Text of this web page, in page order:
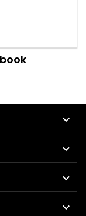



